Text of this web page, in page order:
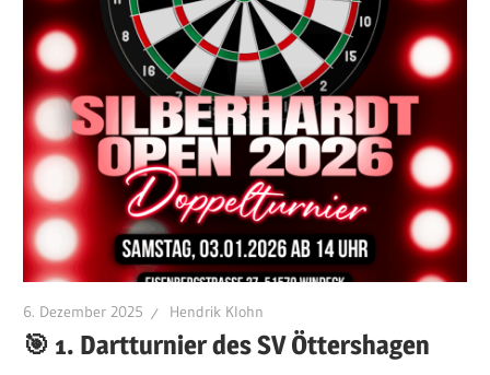
6. Dezember 2025 Hendrik Klohn
🎯 1. Dartturnier des SV Öttershagen